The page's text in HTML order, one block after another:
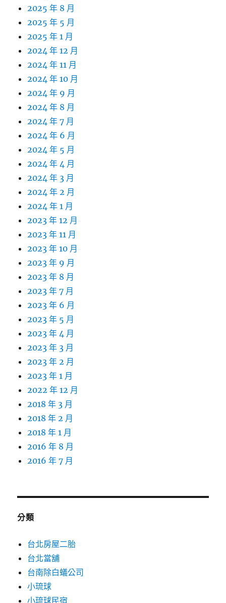
2025 年 8 月
2025 年 5 月
2025 年 1 月
2024 年 12 月
2024 年 11 月
2024 年 10 月
2024 年 9 月
2024 年 8 月
2024 年 7 月
2024 年 6 月
2024 年 5 月
2024 年 4 月
2024 年 3 月
2024 年 2 月
2024 年 1 月
2023 年 12 月
2023 年 11 月
2023 年 10 月
2023 年 9 月
2023 年 8 月
2023 年 7 月
2023 年 6 月
2023 年 5 月
2023 年 4 月
2023 年 3 月
2023 年 2 月
2023 年 1 月
2022 年 12 月
2018 年 3 月
2018 年 2 月
2018 年 1 月
2016 年 8 月
2016 年 7 月
分類
台北房屋二胎
台北當舖
台南除白蟻公司
小琉球
小琉球民宿